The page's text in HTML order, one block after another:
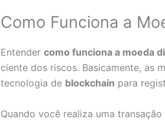
Como Funciona a
Entender como funciona a moeda
ciente dos riscos. Basicamente, as
tecnologia de blockchain para
Quando você realiza uma